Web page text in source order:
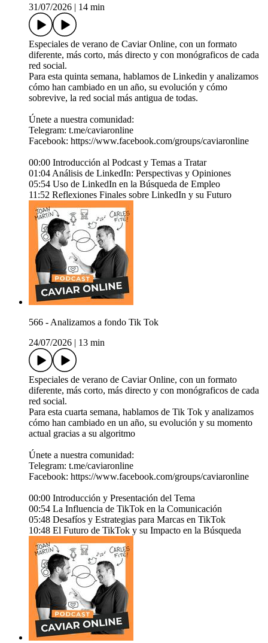
31/07/2026
14 min
Especiales de verano de Caviar Online, con un formato
diferente, más corto, más directo y con monógraficos de cada
red social.
Para esta quinta semana, hablamos de Linkedin y analizamos
cómo han cambiado en un año, su evolución y cómo
sobrevive, la red social más antigua de todas.
Únete a nuestra comunidad:
Telegram: ⁠⁠⁠t.me/caviaronline⁠⁠⁠
Facebook: ⁠⁠⁠https://www.facebook.com/groups/caviaronline⁠⁠⁠
00:00 Introducción al Podcast y Temas a Tratar
01:04 Análisis de LinkedIn: Perspectivas y Opiniones
05:54 Uso de LinkedIn en la Búsqueda de Empleo
11:52 Reflexiones Finales sobre LinkedIn y su Futuro
566 - Analizamos a fondo Tik Tok
24/07/2026
13 min
Especiales de verano de Caviar Online, con un formato
diferente, más corto, más directo y con monógraficos de cada
red social.
Para esta cuarta semana, hablamos de Tik Tok y analizamos
cómo han cambiado en un año, su evolución y su momento
actual gracias a su algoritmo
Únete a nuestra comunidad:
Telegram: ⁠⁠t.me/caviaronline⁠⁠
Facebook: ⁠⁠https://www.facebook.com/groups/caviaronline⁠⁠
00:00 Introducción y Presentación del Tema
00:54 La Influencia de TikTok en la Comunicación
05:48 Desafíos y Estrategias para Marcas en TikTok
10:48 El Futuro de TikTok y su Impacto en la Búsqueda